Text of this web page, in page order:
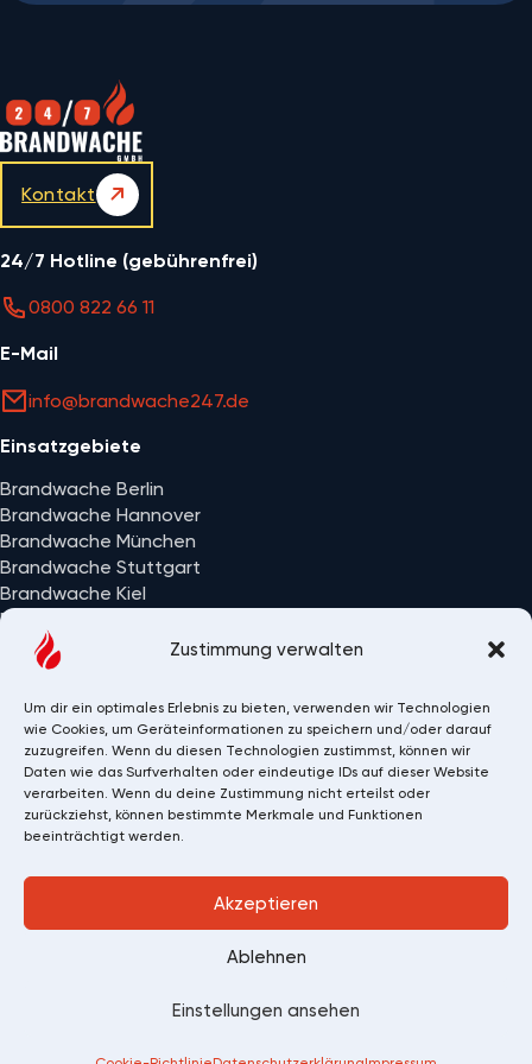
Zustimmung verwalten
Um dir ein optimales Erlebnis zu bieten, verwenden wir Technologien
wie Cookies, um Geräteinformationen zu speichern und/oder darauf
zuzugreifen. Wenn du diesen Technologien zustimmst, können wir
Daten wie das Surfverhalten oder eindeutige IDs auf dieser Website
verarbeiten. Wenn du deine Zustimmung nicht erteilst oder
zurückziehst, können bestimmte Merkmale und Funktionen
beeinträchtigt werden.
Akzeptieren
Ablehnen
Einstellungen ansehen
Kontakt
24/7 Hotline (gebührenfrei)
0800 822 66 11
E-Mail
info@brandwache247.de
Einsatzgebiete
Brandwache Berlin
Brandwache Hannover
Brandwache München
Brandwache Stuttgart
Brandwache Kiel
Brandwache Wiesbaden
Alle Einsatzorte
Brandwache 24/7 GmbH
Bewertungen auf ProvenExpert.com